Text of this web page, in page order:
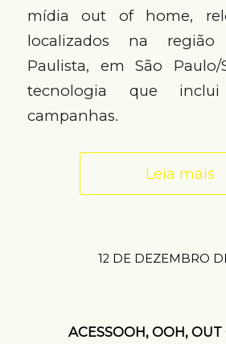
mídia out of home,
localizados na
Paulista, em São Paulo/
tecnologia que
campanhas.
Leia mais
12 DE DEZEMBRO
ACESSOOH,OOH,OUT